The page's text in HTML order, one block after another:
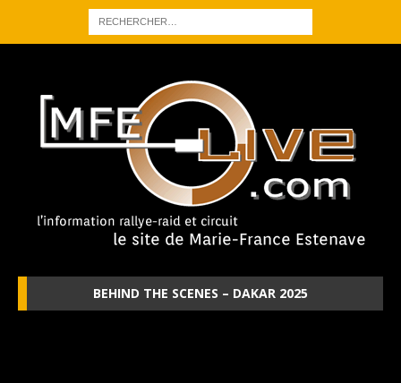
BEHIND THE SCENES – DAKAR 2025